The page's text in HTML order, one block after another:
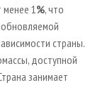
1 %, что
страны.
доступной
занимает